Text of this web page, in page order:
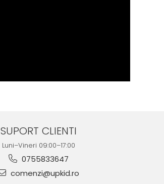
SUPORT CLIENTI
Luni–Vineri 09:00–17:00
0755833647
comenzi@upkid.ro